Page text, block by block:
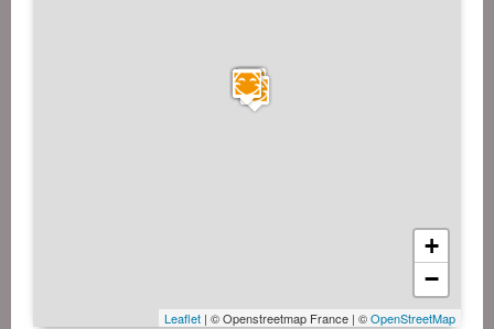
+
−
Leaflet | © Openstreetmap France | ©OpenStreetMap